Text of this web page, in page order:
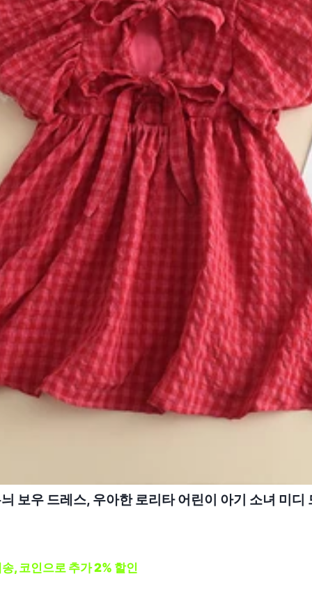
보우 드레스, 우아한 로리타 어린이 아기 소녀 미디
, 코인으로 추가 2% 할인